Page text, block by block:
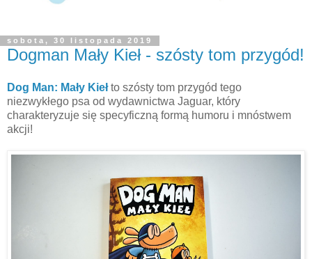
sobota, 30 listopada 2019
Dogman Mały Kieł - szósty tom przygód!
Dog Man: Mały Kiełto szósty tom przygód tego
niezwykłego psa od wydawnictwa Jaguar, który
charakteryzuje się specyficzną formą humoru i mnóstwem
akcji!